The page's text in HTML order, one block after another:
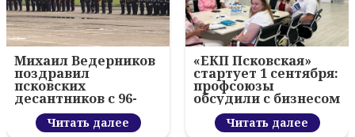
Михаил Ведерников
поздравил
псковских
десантников с 96-
летием ВДВ и
вручил награды
Читать далее
«ЕКП Псковская»
стартует 1 сентября:
профсоюзы
обсудили с бизнесом
новый цифровой
проектЧитать далее